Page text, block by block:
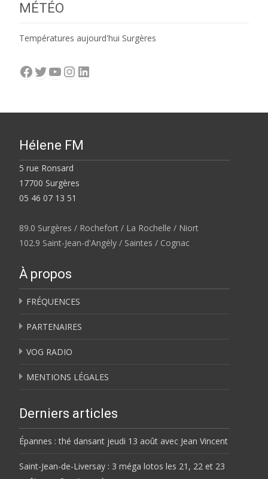
MÉTÉO
Températures aujourd'hui Surgères
Facebook
Twitter
YouTube
Instagram
LinkedIn
Hélene FM
5 rue Ronsard
17700 Surgères
05 46 07 13 51
89.0 Surgères / Rochefort / La Rochelle / Niort
102.9 Saint-Jean-d'Angély / Saintes / Cognac
À propos
FRÉQUENCES
PARTENAIRES
VOG RADIO
MENTIONS LÉGALES
Derniers articles
Épannes : thé dansant jeudi 13 août avec Jean Vincent
Saint-Jean-de-Liversay : 3 méga lotos les 21, 22 et 23